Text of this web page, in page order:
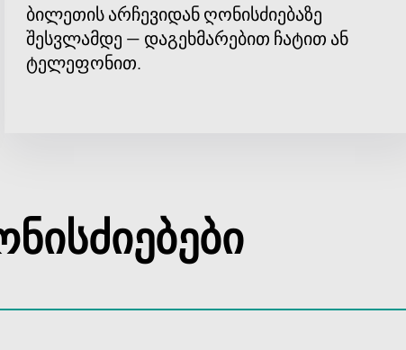
ბილეთის არჩევიდან ღონისძიებაზე
შესვლამდე — დაგეხმარებით ჩატით ან
ტელეფონით.